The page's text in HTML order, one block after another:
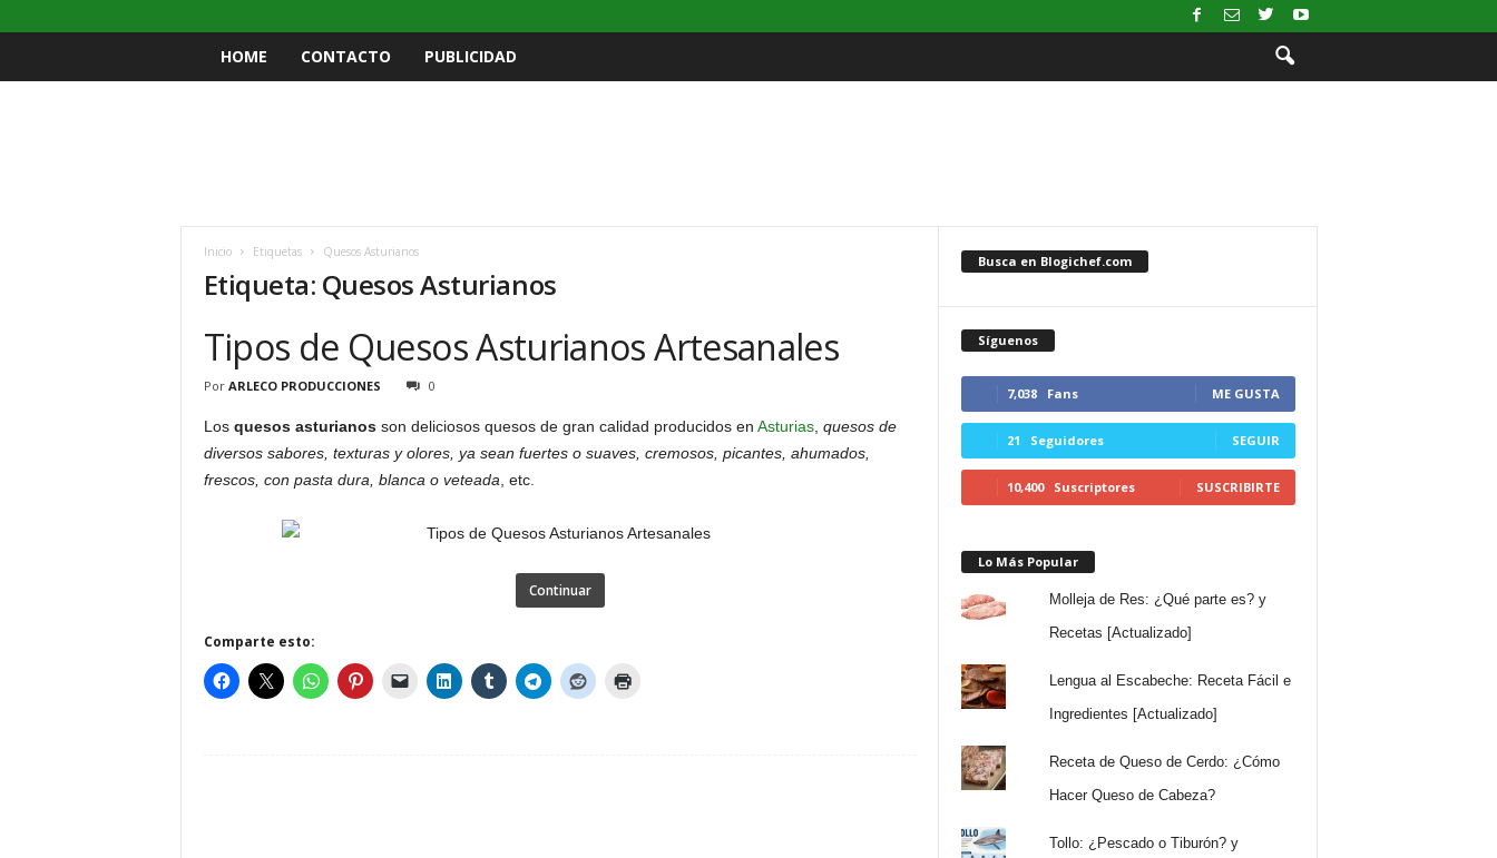
HOME CONTACTO PUBLICIDAD
Inicio Etiquetas Quesos Asturianos
Etiqueta: Quesos Asturianos
Tipos de Quesos Asturianos Artesanales
Por ARLECO PRODUCCIONES 0
Los quesos asturianosson deliciosos quesos de gran calidad producidos en Asturias, quesos de
diversos sabores, texturas y olores, ya sean fuertes o suaves, cremosos, picantes, ahumados,
frescos, con pasta dura, blanca o veteada , etc.
Continuar
Comparte esto:
Busca en Blogichef.com
Síguenos
7,038 Fans ME GUSTA
21 Seguidores SEGUIR
10,400 Suscriptores SUSCRIBIRTE
Lo Más Popular
Molleja de Res: ¿Qué parte es? y
Recetas [Actualizado]
Lengua al Escabeche: Receta Fácil e
Ingredientes [Actualizado]
Receta de Queso de Cerdo: ¿Cómo
Hacer Queso de Cabeza?
Tollo: ¿Pescado o Tiburón? y